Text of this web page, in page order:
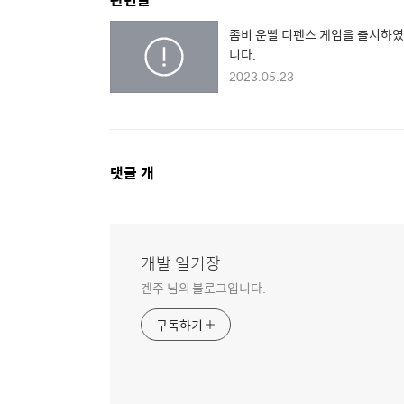
좀비 운빨 디펜스 게임을 출시하
니다.
2023.05.23
댓
댓글 개
개발 일기장
겐주 님의 블로그입니다.
구독하기